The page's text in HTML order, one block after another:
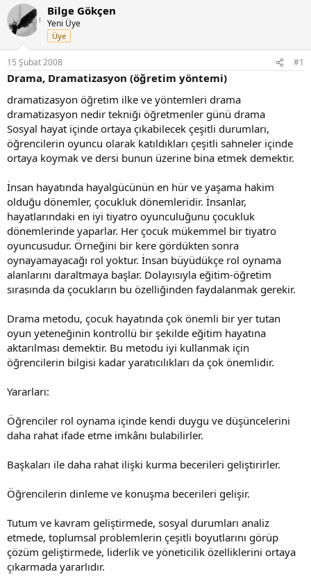
n
b
u
y
u
b
a
l
a
t
a
n
ş
ı
ç
t
a
r
i
h
i
Bilge Gökçen
Yeni Üye
Üye
15 Şubat 2008 #1
Drama, Dramatizasyon (öğretim yöntemi)
dramatizasyon öğretim ilke ve yöntemleri drama
dramatizasyon nedir tekniği öğretmenler günü drama
Sosyal hayat içinde ortaya çıkabilecek çeşitli durumları,
öğrencilerin oyuncu olarak katıldıkları çeşitli sahneler içinde
ortaya koymak ve dersi bunun üzerine bina etmek demektir.
İnsan hayatında hayalgücünün en hür ve yaşama hakim
olduğu dönemler, çocukluk dönemleridir. İnsanlar,
hayatlarındaki en iyi tiyatro oyunculuğunu çocukluk
dönemlerinde yaparlar. Her çocuk mükemmel bir tiyatro
oyuncusudur. Örneğini bir kere gördükten sonra
oynayamayacağı rol yoktur. İnsan büyüdükçe rol oynama
alanlarını daraltmaya başlar. Dolayısıyla eğitim-öğretim
sırasında da çocukların bu özelliğinden faydalanmak gerekir.
Drama metodu, çocuk hayatında çok önemli bir yer tutan
oyun yeteneğinin kontrollü bir şekilde eğitim hayatına
aktarılması demektir. Bu metodu iyi kullanmak için
öğrencilerin bilgisi kadar yaratıcılıkları da çok önemlidir.
Yararları:
Öğrenciler rol oynama içinde kendi duygu ve düşüncelerini
daha rahat ifade etme imkânı bulabilirler.
Başkaları ile daha rahat ilişki kurma becerileri geliştirirler.
Öğrencilerin dinleme ve konuşma becerileri gelişir.
Tutum ve kavram geliştirmede, sosyal durumları analiz
etmede, toplumsal problemlerin çeşitli boyutlarını görüp
çözüm geliştirmede, liderlik ve yöneticilik özelliklerini ortaya
çıkarmada yararlıdır.